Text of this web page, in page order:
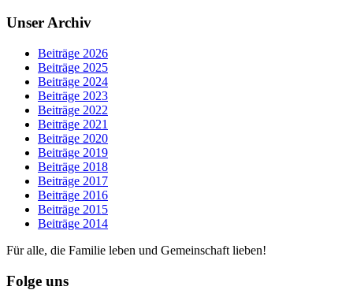
Unser Archiv
Beiträge 2026
Beiträge 2025
Beiträge 2024
Beiträge 2023
Beiträge 2022
Beiträge 2021
Beiträge 2020
Beiträge 2019
Beiträge 2018
Beiträge 2017
Beiträge 2016
Beiträge 2015
Beiträge 2014
Für alle, die Familie leben und Gemeinschaft lieben!
Folge uns